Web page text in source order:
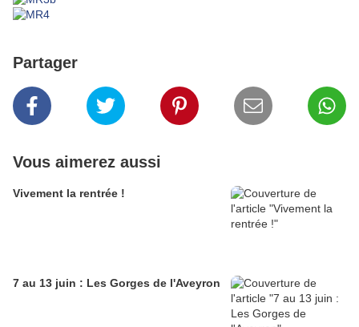
Partager
Vous aimerez aussi
Vivement la rentrée !
7 au 13 juin : Les Gorges de l'Aveyron